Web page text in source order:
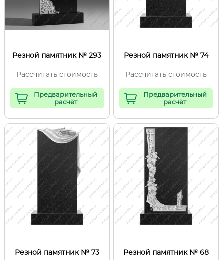
Резной памятник № 293
Рассчитать стоимость
Предварительный
расчёт
Резной памятник № 74
Рассчитать стоимость
Предварительный
расчёт
Резной памятник № 73 Резной памятник № 68